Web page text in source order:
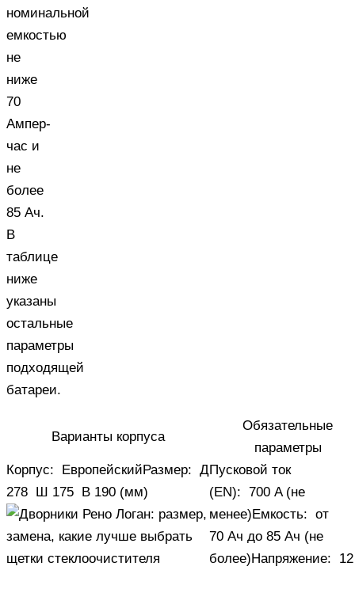
номинальной
емкостью
не
ниже
70
Ампер-
час и
не
более
85 Ач.
В
таблице
ниже
указаны
остальные
параметры
подходящей
батареи.
Варианты корпуса
Обязательные
параметры
Корпус: Европейский Размер: Д
278
Ш 175 В 190 (мм)
Пусковой ток
(EN): 700 A (не
менее) Емкость: от
70 Ач до 85 Ач (не
более) Напряжение: